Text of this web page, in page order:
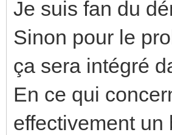
Je suis fan du
Sinon pour le
ça sera intégré
En ce qui
effectivement